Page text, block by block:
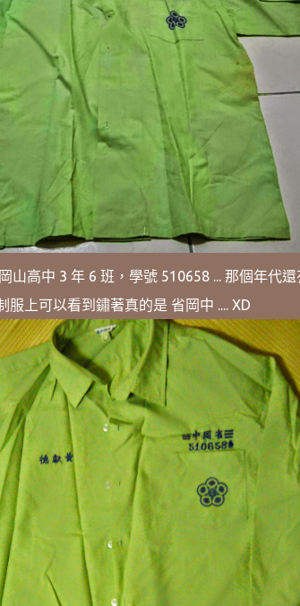
山高中 3 年 6 班，學號 510658 ... 那個年代
服上可以看到鏽著真的是 省岡中 .... XD